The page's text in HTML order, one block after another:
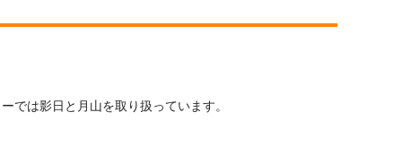
では影日と月山を取り扱っています。